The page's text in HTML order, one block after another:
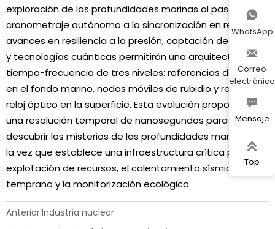
exploración de las profundidades marinas al pasar del
cronometraje autónomo a la sincronización en red. Los
avances en resiliencia a la presión, captación de energía
y tecnologías cuánticas permitirán una arquitectura de
tiempo-frecuencia de tres niveles: referencias de cesio
en el fondo marino, nodos móviles de rubidio y relés de
reloj óptico en la superficie. Esta evolución proporciona
una resolución temporal de nanosegundos para
descubrir los misterios de las profundidades marinas, a
la vez que establece una infraestructura crítica para la
explotación de recursos, el calentamiento sísmico
temprano y la monitorización ecológica.
Anterior:Industria nuclear

WhatsApp

Correo
electrónico

Mensaje

Top